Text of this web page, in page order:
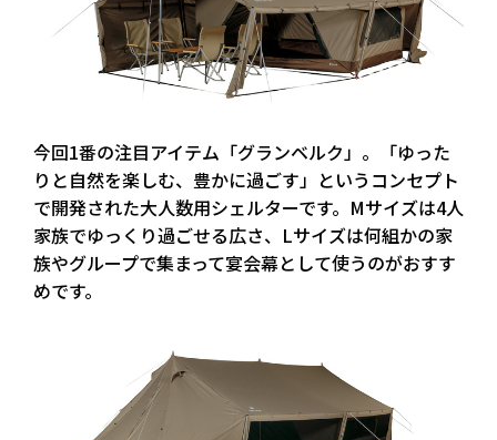
今回1番の注目アイテム「グランベルク」。「ゆった
りと自然を楽しむ、豊かに過ごす」というコンセプト
で開発された大人数用シェルターです。Mサイズは4人
家族でゆっくり過ごせる広さ、Lサイズは何組かの家
族やグループで集まって宴会幕として使うのがおすす
めです。